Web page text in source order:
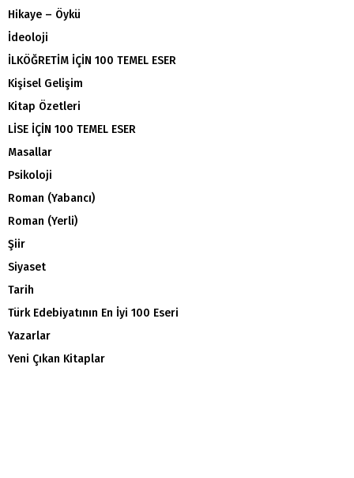
Hikaye – Öykü
İdeoloji
İLKÖĞRETİM İÇİN 100 TEMEL ESER
Kişisel Gelişim
Kitap Özetleri
LİSE İÇİN 100 TEMEL ESER
Masallar
Psikoloji
Roman (Yabancı)
Roman (Yerli)
Şiir
Siyaset
Tarih
Türk Edebiyatının En İyi 100 Eseri
Yazarlar
Yeni Çıkan Kitaplar